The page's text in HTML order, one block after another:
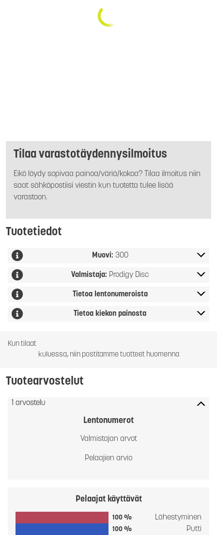
Tilaa varastotäydennysilmoitus
Eikö löydy sopivaa painoa/väriä/kokoa? Tilaa ilmoitus niin
saat sähköpostiisi viestin kun tuotetta tulee lisää
varastoon.
Tuotetiedot
Muovi: 300
Valmistaja: Prodigy Disc
Tietoa lentonumeroista
Tietoa kiekon painosta
Kun tilaat
kuluessa, niin postitamme tuotteet huomenna
Tuotearvostelut
1 arvostelu
Lentonumerot
Valmistajan arvot
Pelaajien arvio
Pelaajat käyttävät
100 % Lähestyminen
100 % Putti